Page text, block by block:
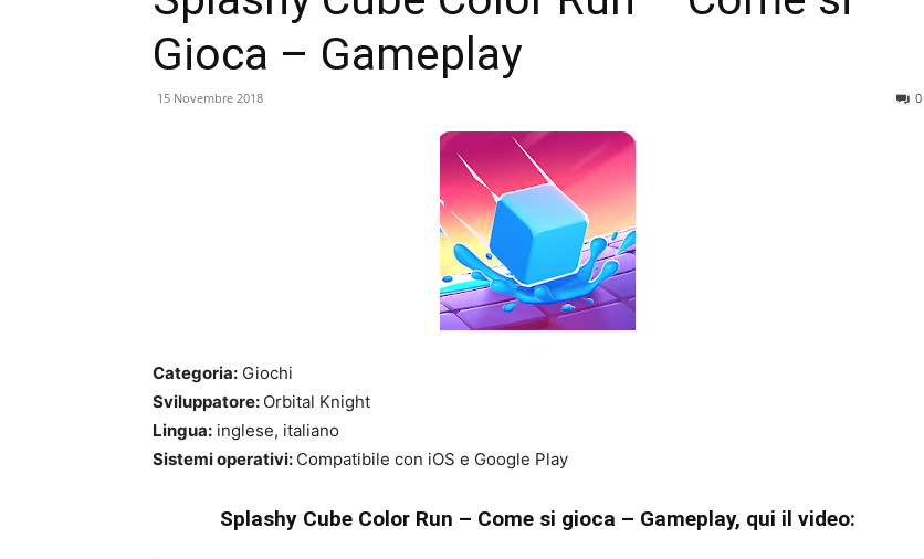
Gioca – Gameplay
15 Novembre 2018 0
Categoria: Giochi
Sviluppatore: Orbital Knight
Lingua: inglese, italiano
Sistemi operativi: Compatibile con iOS e Google Play
Splashy Cube Color Run – Come si gioca – Gameplay, qui il video: